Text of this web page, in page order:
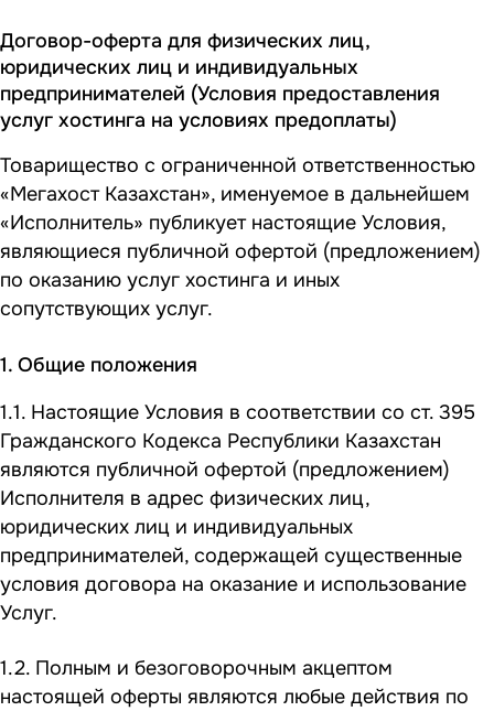
Договор-оферта для физических лиц,
юридических лиц и индивидуальных
предпринимателей (Условия предоставления
услуг хостинга на условиях предоплаты)
Товарищество с ограниченной ответственностью
«Мегахост Казахстан», именуемое в дальнейшем
«Исполнитель» публикует настоящие Условия,
являющиеся публичной офертой (предложением)
по оказанию услуг хостинга и иных
сопутствующих услуг.
1. Общие положения
1.1. Настоящие Условия в соответствии со ст. 395
Гражданского Кодекса Республики Казахстан
являются публичной офертой (предложением)
Исполнителя в адрес физических лиц,
юридических лиц и индивидуальных
предпринимателей, содержащей существенные
условия договора на оказание и использование
Услуг.
1.2. Полным и безоговорочным акцептом
настоящей оферты являются любые действия по